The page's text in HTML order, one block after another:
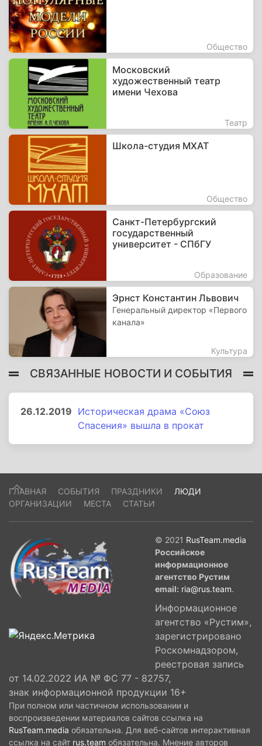
Общество
Московский
художественный театр
имени Чехова
Театр
Школа-студия МХАТ
Общество
Санкт-Петербургский
государственный
университет - СПбГУ
Образование
Эрнст Константин Львович
Генеральный директор «Первого
канала»
Культура
СВЯЗАННЫЕ НОВОСТИ И СОБЫТИЯ
26.12.2019 Историческая драма «Союз
Спасения» вышла в прокат
ГЛАВНАЯ СОБЫТИЯ ПРАЗДНИКИ
ЛЮДИ
ОРГАНИЗАЦИИ
МЕСТА СТАТЬИ
© 2021 RusTeam.media
Российское
информационное
агентство Рустим
email: ria@rus.team.
Информационное
агентство «Рустим»,
зарегистрировано
Роскомнадзором,
реестровая запись
от 14.02.2022 ИА № ФС 77 - 82757,
знак информационной продукции 16+
При полном или частичном использовании и
воспроизведении материалов сайтов ссылка на
RusTeam.media обязательна. Для веб-сайтов интерактивная
ссылка на сайт rus.team обязательна. Мнение авторов